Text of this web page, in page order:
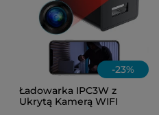
-23%
Ładowarka IPC3W z
Ukrytą Kamerą WIFI